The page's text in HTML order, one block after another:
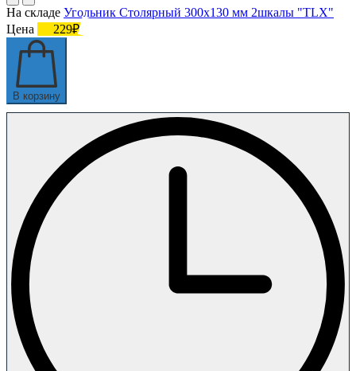
На складе Угольник Столярный 300х130 мм 2шкалы "TLX"
Цена
229₽
В корзину